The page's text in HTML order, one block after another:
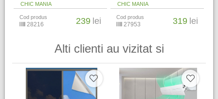
CHIC MANIA
Cod produs
28216 239 lei
CHIC MANIA
Cod produs
27953 319 lei
Alti clienti au vizitat si